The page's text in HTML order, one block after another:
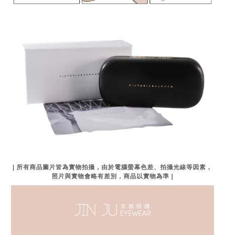
| 所有商品圖片皆為實物拍攝，由於電腦螢幕色差、拍攝光線等因素，
照片與實物會略有差別，商品以實物為準 |